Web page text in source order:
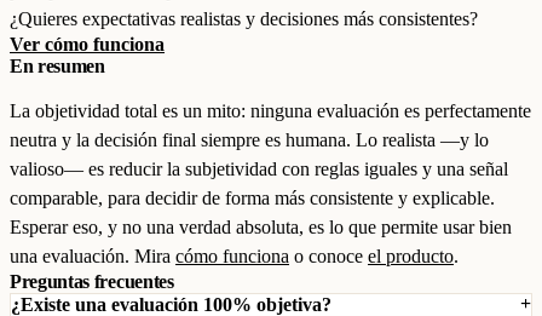
¿Quieres expectativas realistas y decisiones más consistentes?
Ver cómo funciona
En resumen
La objetividad total es un mito: ninguna evaluación es perfectamente
neutra y la decisión final siempre es humana. Lo realista —y lo
valioso— es reducir la subjetividad con reglas iguales y una señal
comparable, para decidir de forma más consistente y explicable.
Esperar eso, y no una verdad absoluta, es lo que permite usar bien
una evaluación. Mira cómo funciona o conoce el producto.
Preguntas frecuentes
¿Existe una evaluación 100% objetiva?